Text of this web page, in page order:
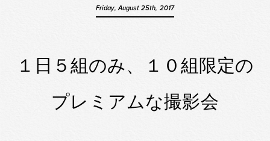
Friday, August 25th, 2017
１日５組のみ、１０組限定の
プレミアムな撮影会